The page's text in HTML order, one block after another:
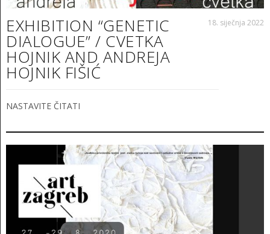
EXHIBITION “GENETIC
DIALOGUE” / CVETKA
HOJNIK AND ANDREJA
HOJNIK FIŠIĆ
18. siječnja 2022
NASTAVITE ČITATI